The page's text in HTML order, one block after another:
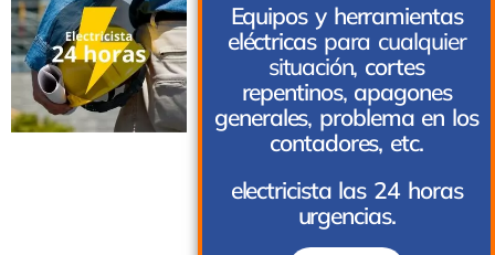
Equipos y herramientas
eléctricaspara cualquier
situación, cortes
repentinos, apagones
generales, problema en los
contadores, etc.
electricista las 24 horas
urgencias.